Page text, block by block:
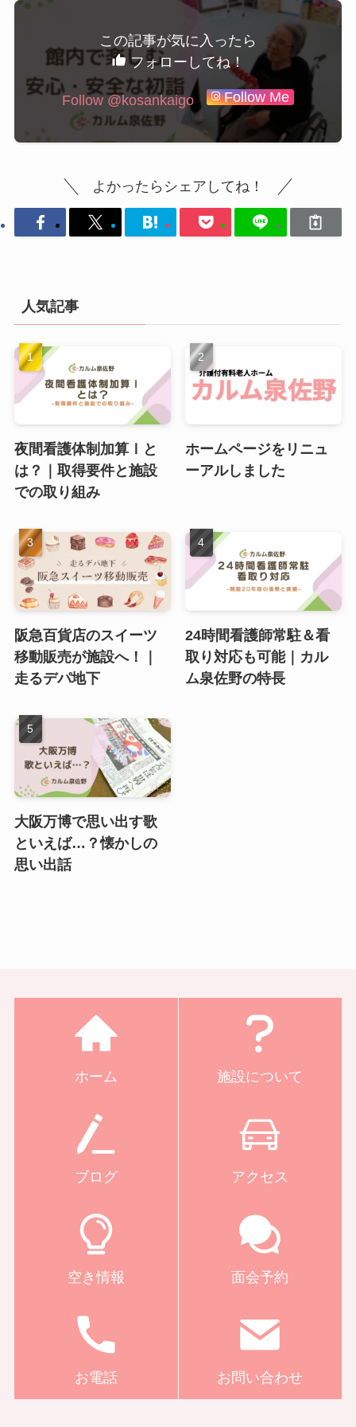
この記事が気に入ったら
フォローしてね！
Follow Me
よかったらシェアしてね！
人気記事
夜間看護体制加算Ⅰと
は？｜取得要件と施設
での取り組み
ホームページをリニュ
ーアルしました
阪急百貨店のスイーツ
移動販売が施設へ！｜
走るデパ地下
24時間看護師常駐＆看
取り対応も可能｜カル
ム泉佐野の特長
大阪万博で思い出す歌
といえば…？懐かしの
思い出話
ホーム 施設について
ブログ アクセス
空き情報 面会予約
お電話 お問い合わせ